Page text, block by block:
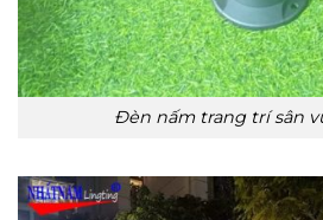
Đèn nấm trang trí sân